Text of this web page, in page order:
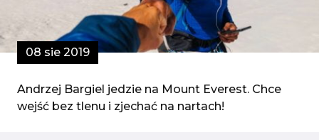
08 sie 2019
Andrzej Bargiel jedzie na Mount Everest. Chce
wejść bez tlenu i zjechać na nartach!